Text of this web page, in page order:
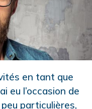
en tant que
eu l’occasion de
particulières,